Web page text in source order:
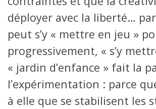
déployer avec la liberté…
peut s’y « mettre en jeu »
progressivement, « s’y
« jardin d’enfance » fait la
l’expérimentation : parce
à elle que se stabilisent les